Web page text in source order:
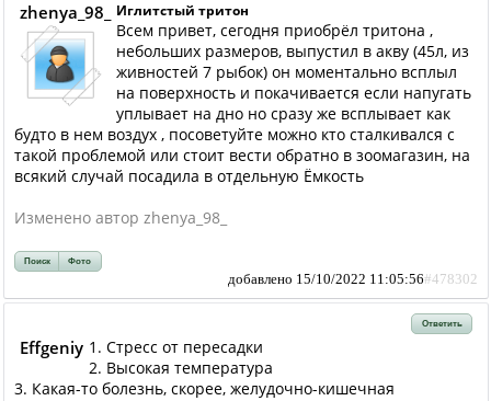
zhenya_98_ Иглитстый тритон
Всем привет, сегодня приобрёл тритона ,
небольших размеров, выпустил в акву (45л, из
живностей 7 рыбок) он моментально всплыл
на поверхность и покачивается если напугать
уплывает на дно но сразу же всплывает как
будто в нем воздух , посоветуйте можно кто сталкивался с
такой проблемой или стоит вести обратно в зоомагазин, на
всякий случай посадила в отдельную Ёмкость
Изменено автор zhenya_98_
Поиск Фото
добавлено 15/10/2022 11:05:56#478302
Ответить
Effgeniy 1. Стресс от пересадки
2. Высокая температура
3. Какая-то болезнь, скорее, желудочно-кишечная